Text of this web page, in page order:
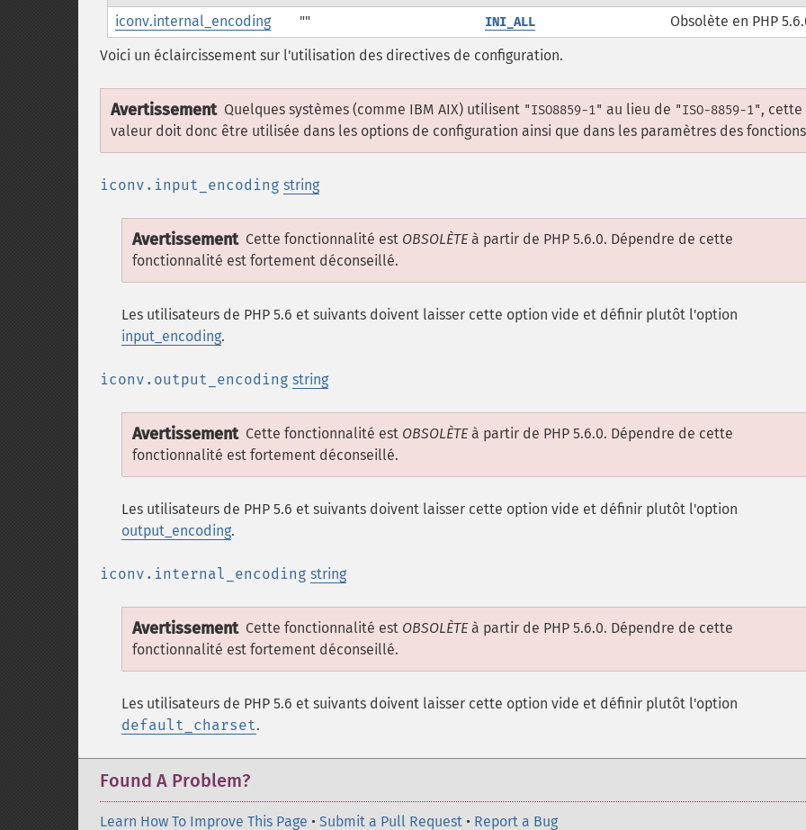
iconv.internal_encoding
"" INI_ALL Obsolète en PHP
Voici un éclaircissement sur l'utilisation des directives de configuration.
Avertissement Quelques systèmes (comme IBM AIX) utilisent "ISO8859-1" au lieu de "ISO-8859-1", cette
valeur doit donc être utilisée dans les options de configuration ainsi que dans les paramètres des
iconv.input_encoding string
Avertissement Cette fonctionnalité est OBSOLÈTEà partir de PHP 5.6.0. Dépendre de cette
fonctionnalité est fortement déconseillé.
Les utilisateurs de PHP 5.6 et suivants doivent laisser cette option vide et définir plutôt l'option
input_encoding.
iconv.output_encoding string
Avertissement Cette fonctionnalité est OBSOLÈTEà partir de PHP 5.6.0. Dépendre de cette
fonctionnalité est fortement déconseillé.
Les utilisateurs de PHP 5.6 et suivants doivent laisser cette option vide et définir plutôt l'option
output_encoding.
iconv.internal_encoding string
Avertissement Cette fonctionnalité est OBSOLÈTEà partir de PHP 5.6.0. Dépendre de cette
fonctionnalité est fortement déconseillé.
Les utilisateurs de PHP 5.6 et suivants doivent laisser cette option vide et définir plutôt l'option
default_charset.
Found A Problem?
Learn How To Improve This Page • Submit a Pull Request • Report a Bug